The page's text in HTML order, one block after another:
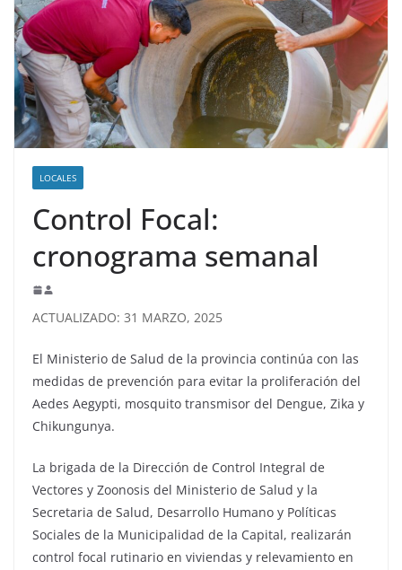
LOCALES
Control Focal:
cronograma semanal
ACTUALIZADO: 31 MARZO, 2025
El Ministerio de Salud de la provincia continúa con las
medidas de prevención para evitar la proliferación del
Aedes Aegypti, mosquito transmisor del Dengue, Zika y
Chikungunya.
La brigada de la Dirección de Control Integral de
Vectores y Zoonosis del Ministerio de Salud y la
Secretaria de Salud, Desarrollo Humano y Políticas
Sociales de la Municipalidad de la Capital, realizarán
control focal rutinario en viviendas y relevamiento en